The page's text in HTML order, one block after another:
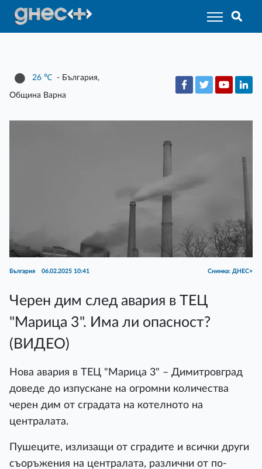
26 ℃ - България,
Община Варна
България 06.02.2025 10:41 Снимка: ДНЕС+
Черен дим след авария в ТЕЦ
"Марица 3". Има ли опасност?
(ВИДЕО)
Нова авария в ТЕЦ "Марица 3" – Димитровград
доведе до изпускане на огромни количества
черен дим от сградата на котелното на
централата.
Пушеците, излизащи от сградите и всички други
съоръжения на централата, различни от по-